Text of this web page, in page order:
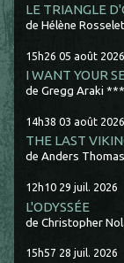
LE TRIANGLE
de Hélène
15h26 05 août 2026
I WANT YOUR
de Gregg Araki ***
14h38 03 août 2026
THE LAST
de Anders
12h10 29 juil. 2026
L'ODYSSÉE
de Christopher
15h57 28 juil. 2026